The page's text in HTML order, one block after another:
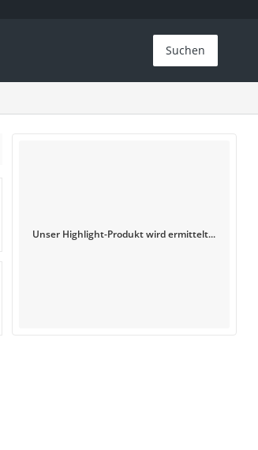
Suchen
Unser Highlight-Produkt wird ermittelt...